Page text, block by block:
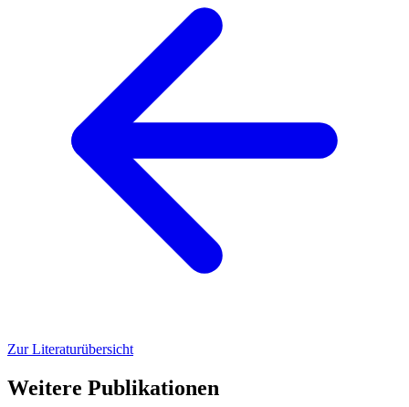
Zur Literaturübersicht
Weitere Publikationen